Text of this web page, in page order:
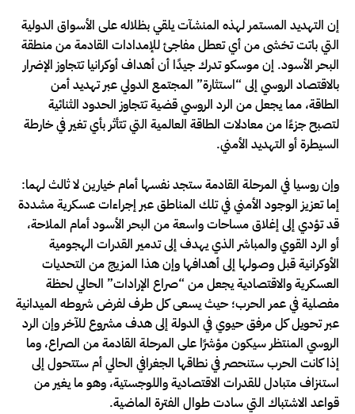
إن التهديد المستمر لهذه المنشآت يلقي بظلاله على الأسواق الدولية
التي باتت تخشى من أي تعطل مفاجئ للإمدادات القادمة من منطقة
البحر الأسود. إن موسكو تدرك جيدًا أن أهداف أوكرانيا تتجاوز الإضرار
بالاقتصاد الروسي إلى “استثارة” المجتمع الدولي عبر تهديد أمن
الطاقة، مما يجعل من الرد الروسي قضية تتجاوز الحدود الثنائية
لتصبح جزءًا من معادلات الطاقة العالمية التي تتأثر بأي تغير في خارطة
السيطرة أو التهديد الأمني.
وإن روسيا في المرحلة القادمة ستجد نفسها أمام خيارين لا ثالث لهما:
إما تعزيز الوجود الأمني في تلك المناطق عبر إجراءات عسكرية مشددة
قد تؤدي إلى إغلاق مساحات واسعة من البحر الأسود أمام الملاحة،
أو الرد القوي والمباشر الذي يهدف إلى تدمير القدرات الهجومية
الأوكرانية قبل وصولها إلى أهدافها وإن هذا المزيج من التحديات
العسكرية والاقتصادية يجعل من “صراع الإرادات” الحالي لحظة
مفصلية في عمر الحرب؛ حيث يسعى كل طرف لفرض شروطه الميدانية
عبر تحويل كل مرفق حيوي في الدولة إلى هدف مشروع للآخر وإن الرد
الروسي المنتظر سيكون مؤشرًا على المرحلة القادمة من الصراع، وما
إذا كانت الحرب ستنحصر في نطاقها الجغرافي الحالي أم ستتحول إلى
استنزاف متبادل للقدرات الاقتصادية واللوجستية، وهو ما يغير من
قواعد الاشتباك التي سادت طوال الفترة الماضية.